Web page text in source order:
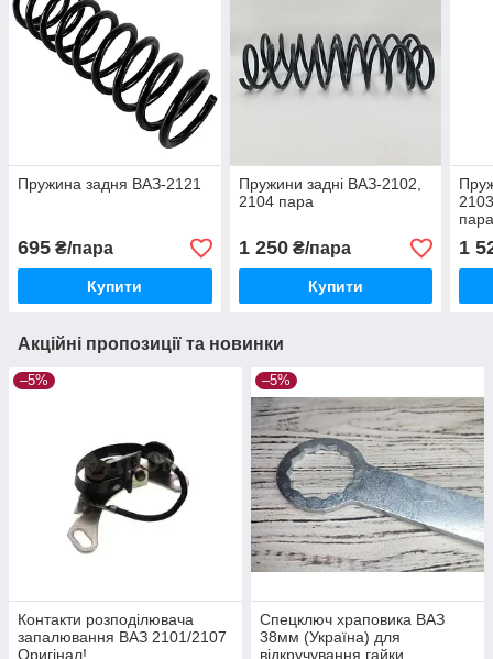
Пружина задня ВАЗ-2121
695 ₴/пара
Купити
Пружини задні ВАЗ-2102,
2104 пара
1 250₴/пара
Купити
1
Акційні пропозиції та новинки
–5%
Контакти розподілювача
запалювання ВАЗ 2101/2107
Оригінал!
–5%
Спецключ храповика ВАЗ
38мм (Україна) для
відкручування гайки